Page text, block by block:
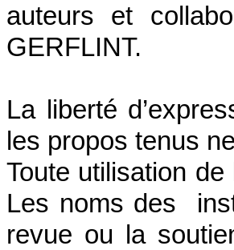
auteurs et
GERFLINT.
La liberté
les propos tenus
Toute utilisation
Les noms des
revue ou la